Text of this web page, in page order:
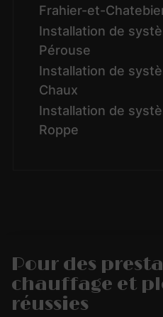
Frahier-et-
Installation de
Pérouse
Installation de
Chaux
Installation de
Roppe
Pour des
chauffage et
réussies